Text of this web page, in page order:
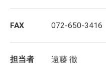
FAX 072-650-3416
担当者 遠藤 徹